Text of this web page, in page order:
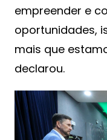
empreender e
oportunidades,
mais que
declarou.